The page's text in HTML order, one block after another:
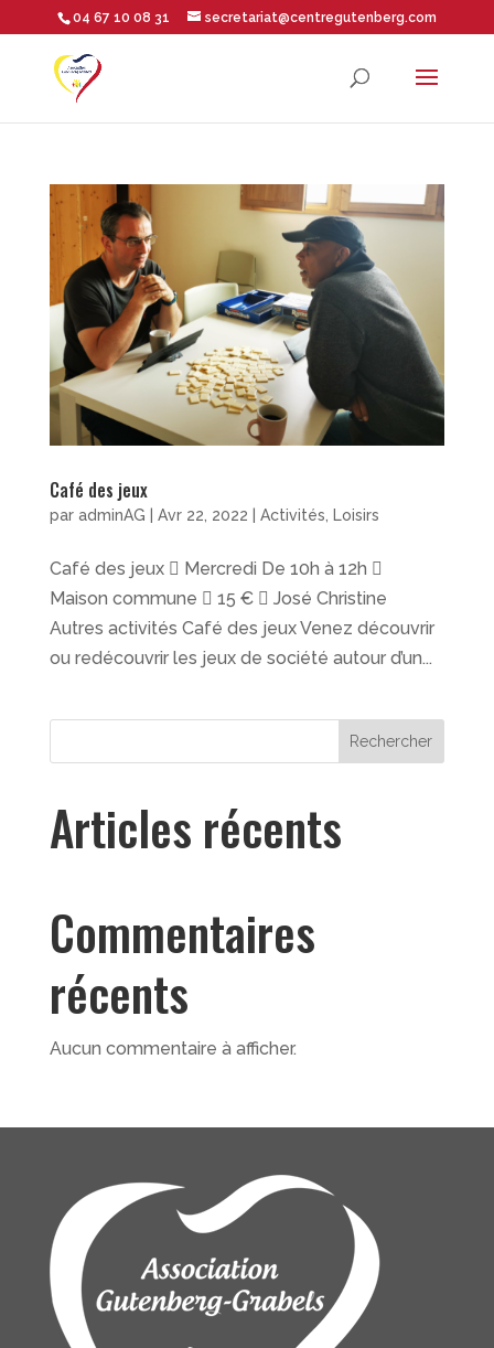
Ouvrir la barre d’outils
04 67 10 08 31 secretariat@centregutenberg.com
Café des jeux
par adminAG Avr 22, 2022 Activités, Loisirs
Café des jeux  Mercredi De 10h à 12h 
Maison commune  15 €  José Christine
Autres activités Café des jeux Venez découvrir
ou redécouvrir les jeux de société autour d’un...
Rechercher
Articles récents
Commentaires
récents
Aucun commentaire à afficher.